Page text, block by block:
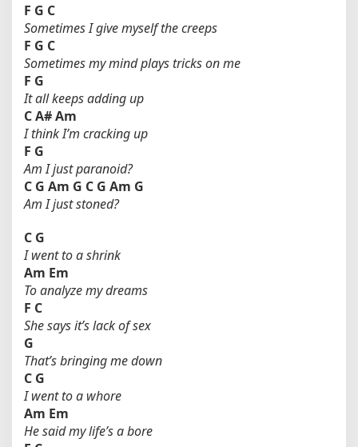
F G C
Sometimes I give myself the creeps
F G C
Sometimes my mind plays tricks on me
F G
It all keeps adding up
CA#Am
I think I’m cracking up
F G
Am I just paranoid?
C G Am G C G Am G
Am I just stoned?
C G
I went to a shrink
Am Em
To analyze my dreams
F C
She says it’s lack of sex
G
That’s bringing me down
C G
I went to a whore
Am Em
He said my life’s a bore